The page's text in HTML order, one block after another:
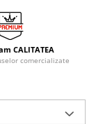
CALITATEA
comercializate